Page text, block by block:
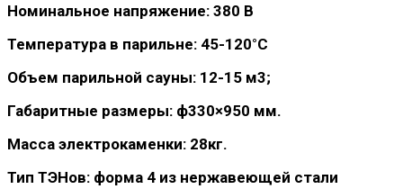
Hоминальное напряжение: 380 В
Температура в парильне: 45-120°С
Объем парильной сауны: 12-15 м3;
Габаритные размеры: ф330×950 мм.
Масса электрокаменки: 28кг.
Тип ТЭНов: форма 4 из нержавеющей стали